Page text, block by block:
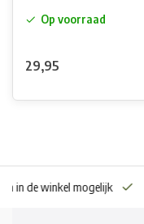
Op voorraad
29,95
in de winkel mogelijk